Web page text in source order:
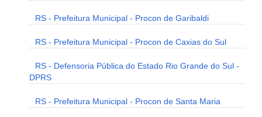
RS - Prefeitura Municipal - Procon de Garibaldi
RS - Prefeitura Municipal - Procon de Caxias do Sul
RS - Defensoria Pública do Estado Rio Grande do Sul -
DPRS
RS - Prefeitura Municipal - Procon de Santa Maria